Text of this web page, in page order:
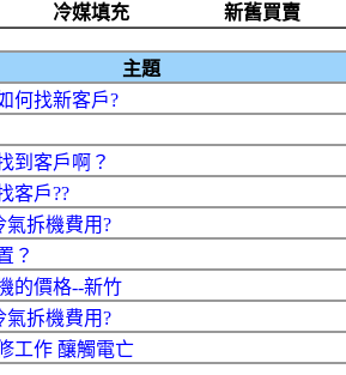
冷媒填充 新舊買賣
主題
何找新客戶?
到客戶啊？
客戶??
氣拆機費用?
？
的價格--新竹
氣拆機費用?
工作 釀觸電亡